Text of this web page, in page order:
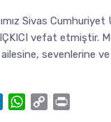
Sivas
vefat etmiştir.
sevenlerine ve
LinkedInWhatsApp
Copy